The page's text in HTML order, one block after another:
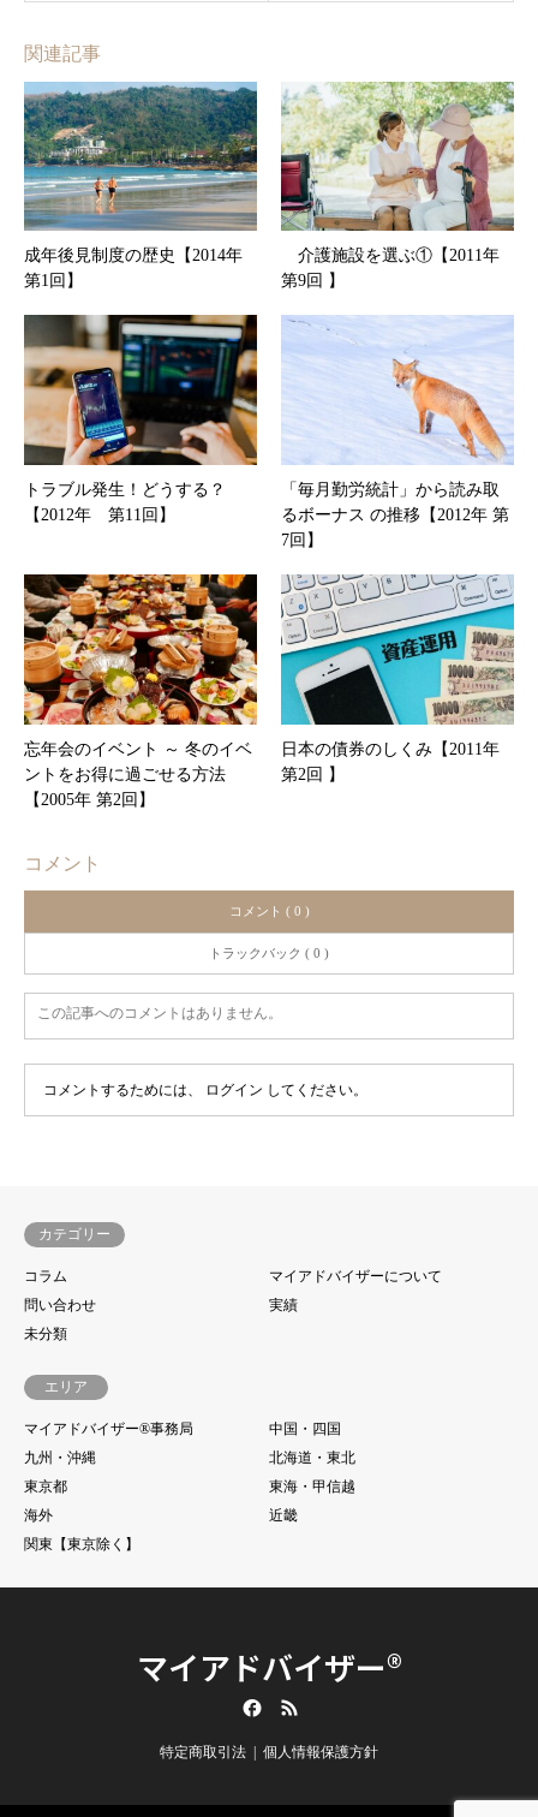
関連記事
成年後見制度の歴史【2014年
第1回】
介護施設を選ぶ①【2011年
第9回 】
トラブル発生！どうする？
【2012年 第11回】
「毎月勤労統計」から読み取
るボーナス の推移【2012年 第
7回】
忘年会のイベント ～ 冬のイベ
ントをお得に過ごせる方法
【2005年 第2回】
日本の債券のしくみ【2011年
第2回 】
コメント
コメント ( 0 )
トラックバック ( 0 )
この記事へのコメントはありません。
コメントするためには、 ログイン してください。
カテゴリー
コラム
マイアドバイザーについて
問い合わせ
実績
未分類
エリア
マイアドバイザー®事務局
中国・四国
九州・沖縄
北海道・東北
東京都
東海・甲信越
海外
近畿
関東【東京除く】
マイアドバイザー®
特定商取引法 個人情報保護方針